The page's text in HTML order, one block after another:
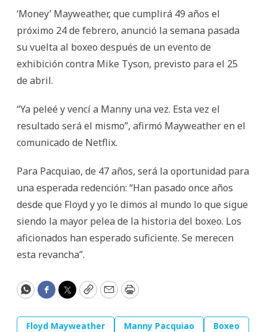
‘Money’ Mayweather, que cumplirá 49 años el
próximo 24 de febrero, anunció la semana pasada
su vuelta al boxeo después de un evento de
exhibición contra Mike Tyson, previsto para el 25
de abril.
“Ya peleé y vencí a Manny una vez. Esta vez el
resultado será el mismo”, afirmó Mayweather en el
comunicado de Netflix.
Para Pacquiao, de 47 años, será la oportunidad para
una esperada redención: “Han pasado once años
desde que Floyd y yo le dimos al mundo lo que sigue
siendo la mayor pelea de la historia del boxeo. Los
aficionados han esperado suficiente. Se merecen
esta revancha”.
WhatsApp
Facebook
Twitter
CopyEmailPrint
Floyd Mayweather Manny Pacquiao Boxeo